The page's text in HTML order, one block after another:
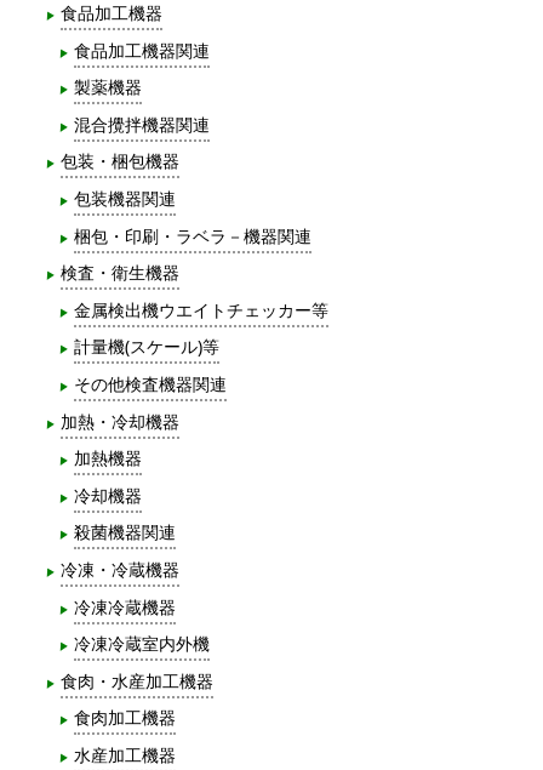
食品加工機器
食品加工機器関連
製薬機器
混合攪拌機器関連
包装・梱包機器
包装機器関連
梱包・印刷・ラベラ－機器関連
検査・衛生機器
金属検出機ウエイトチェッカー等
計量機(スケール)等
その他検査機器関連
加熱・冷却機器
加熱機器
冷却機器
殺菌機器関連
冷凍・冷蔵機器
冷凍冷蔵機器
冷凍冷蔵室内外機
食肉・水産加工機器
食肉加工機器
水産加工機器